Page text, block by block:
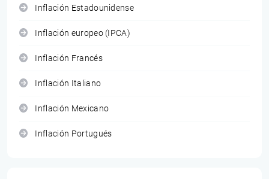
Inflación Estadounidense
Inflación europeo (IPCA)
Inflación Francés
Inflación Italiano
Inflación Mexicano
Inflación Portugués